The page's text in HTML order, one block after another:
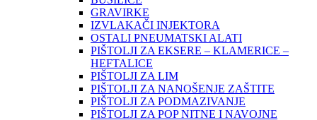
GRAVIRKE
IZVLAKAČI INJEKTORA
OSTALI PNEUMATSKI ALATI
PIŠTOLJI ZA EKSERE – KLAMERICE –
HEFTALICE
PIŠTOLJI ZA LIM
PIŠTOLJI ZA NANOŠENJE ZAŠTITE
PIŠTOLJI ZA PODMAZIVANJE
PIŠTOLJI ZA POP NITNE I NAVOJNE